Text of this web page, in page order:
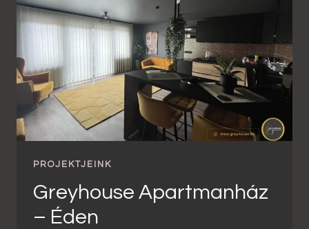
PROJEKTJEINK
Greyhouse Apartmanház
– Éden